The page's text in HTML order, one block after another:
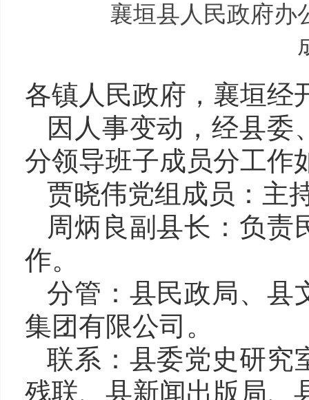
襄垣县人民政府办
各镇人民政府， 襄垣经
因人事变动，经县委
分领导班子成员分工作
贾晓伟党组成员： 主
周炳良副县长 ：负责
作。
分管：县民政局、县
集团有限公司 。
联系：县委党史研究
残联、县新闻出版局、